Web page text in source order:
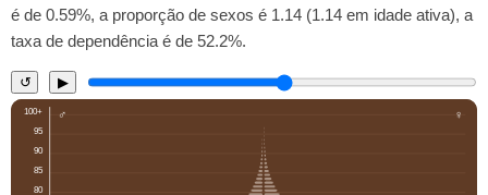
é de 0.59%, a proporção de sexos é 1.14 (1.14 em idade ativa), a
taxa de dependência é de 52.2%.
↺ ▶